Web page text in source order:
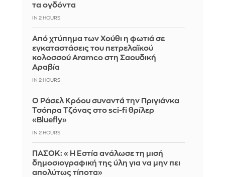
τα ογδόντα
IN 2 HOURS
Από χτύπημα των Χούθι η φωτιά σε
εγκαταστάσεις του πετρελαϊκού
κολοσσού Aramco στη Σαουδική
Αραβία
IN 2 HOURS
Ο Ράσελ Κρόου συναντά την Πριγιάνκα
Τσόπρα Τζόνας στο sci-fi θρίλερ
«Bluefly»
IN 2 HOURS
ΠΑΣΟΚ: «Η Εστία ανάλωσε τη μισή
δημοσιογραφική της ύλη για να μην πει
απολύτως τίποτα»